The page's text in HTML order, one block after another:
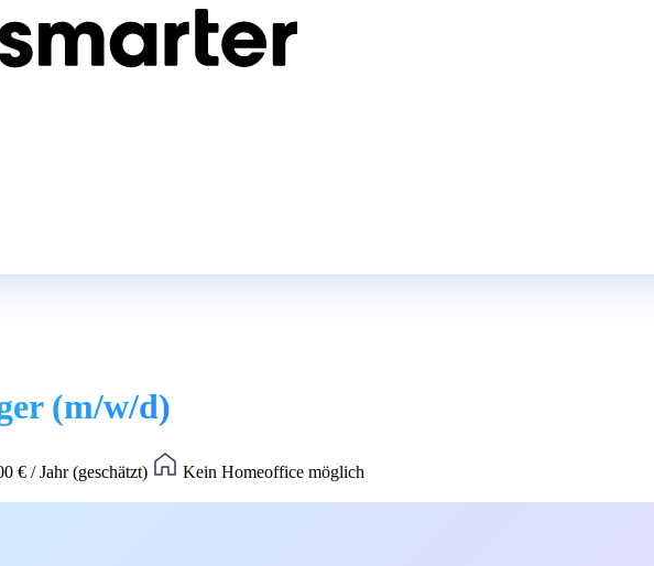
(m/w/d)
€ / Jahr (geschätzt)
Kein Homeoffice möglich